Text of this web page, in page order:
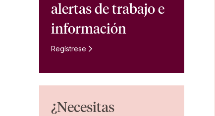
alertas de trabajo e
información
Regístrese
¿Necesitas